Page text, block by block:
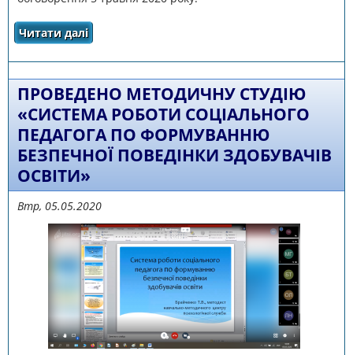
Читати даліпро МОН РОЗРОБИЛО НОВИЙ ПРОФЕСІЙНИЙ
ГРОМАДСЬКОМУ ОБГОВОРЕННІ
ПРОВЕДЕНО МЕТОДИЧНУ СТУДІЮ
«СИСТЕМА РОБОТИ СОЦІАЛЬНОГО
ПЕДАГОГА ПО ФОРМУВАННЮ
БЕЗПЕЧНОЇ ПОВЕДІНКИ ЗДОБУВАЧІВ
ОСВІТИ»
Втр, 05.05.2020